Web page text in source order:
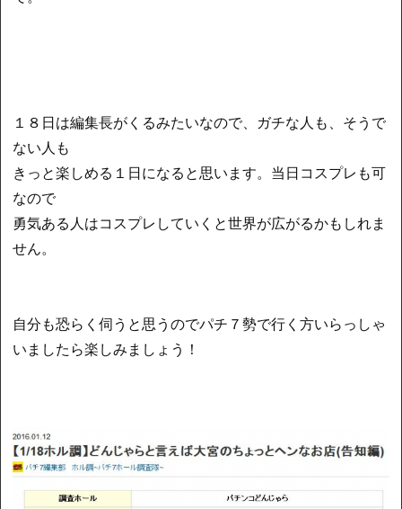
１８日は編集長がくるみたいなので、ガチな人も、そうで
ない人も
きっと楽しめる１日になると思います。当日コスプレも可
なので
勇気ある人はコスプレしていくと世界が広がるかもしれま
せん。
自分も恐らく伺うと思うのでパチ７勢で行く方いらっしゃ
いましたら楽しみましょう！